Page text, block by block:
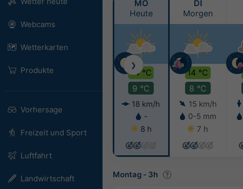
Webcams
Wetterkarten
Produkte
Vorhersage
Freizeit und Sport
Luftfahrt
Landwirtschaft
MO
Heute
14 °C
9 °C
18 km/h
-
8 h
DI
Morgen
14 °C
8 °C
15 km/h
0-5 mm
7 h
❯
Montag - 3h